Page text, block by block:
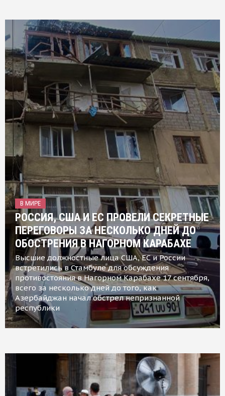
В МИРЕ
РОССИЯ, США И ЕС ПРОВЕЛИ СЕКРЕТНЫЕ
ПЕРЕГОВОРЫ ЗА НЕСКОЛЬКО ДНЕЙ ДО
ОБОСТРЕНИЯ В НАГОРНОМ КАРАБАХЕ
Высшие должностные лица США, ЕС и России
встретились в Стамбуле для обсуждения
противостояния в Нагорном Карабахе 17 сентября,
всего за несколько дней до того, как
Азербайджан начал обстрел непризнанной
республики